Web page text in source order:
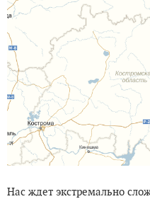
Нас ждет экстремально